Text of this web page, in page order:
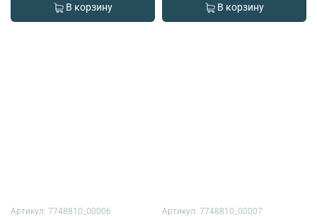
В корзину В корзину
Артикул: 7748810_00006
Артикул: 7748810_00007